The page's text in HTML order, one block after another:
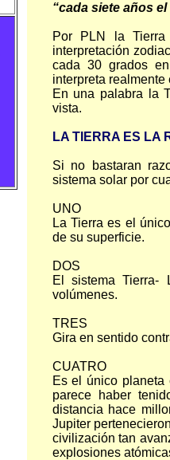
“cada siete años
Por PLN la
interpretación
cada 30 grados
interpreta realmente
En una palabra la
vista.
LA TIERRA ES LA
Si no bastaran
sistema solar por
UNO
La Tierra es el
de su superficie.
DOS
El sistema
volúmenes.
TRES
Gira en sentido
CUATRO
Es el único
parece haber
distancia hace
Jupiter
civilización tan
explosiones